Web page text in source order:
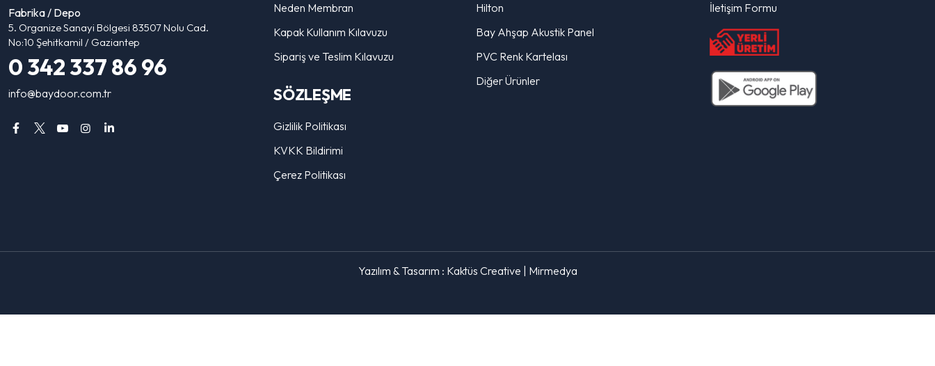
Fabrika / Depo
5. Organize Sanayi Bölgesi 83507 Nolu Cad.
No:10 Şehitkamil / Gaziantep
0 342 337 86 96
info@baydoor.com.tr
Neden Membran
Kapak Kullanım Kılavuzu
Sipariş ve Teslim Kılavuzu
SÖZLEŞME
Gizlilik Politikası
KVKK Bildirimi
Çerez Politikası
Hilton
Bay Ahşap Akustik Panel
PVC Renk Kartelası
Diğer Ürünler
İletişim Formu
Yazılım & Tasarım : Kaktüs Creative Mirmedya